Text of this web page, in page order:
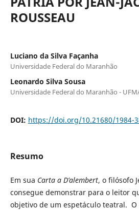
ROUSSEAU
Luciano da Silva Façanha
Universidade Federal do Maranhão
Leonardo Silva Sousa
Universidade Federal do Maranhão -
DOI: https://doi.org/10.21680/1984-
Resumo
Em sua Carta a D’alembert, o filósofo
consegue demonstrar para o leitor
objetivo de um espetáculo teatral.